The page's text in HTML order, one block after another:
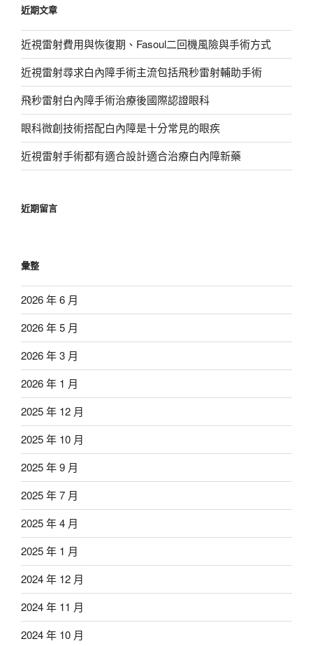
字:
近期文章
近視雷射費用與恢復期、Fasoul二回機風險與手術方式
近視雷射尋求白內障手術主流包括飛秒雷射輔助手術
飛秒雷射白內障手術治療後國際認證眼科
眼科微創技術搭配白內障是十分常見的眼疾
近視雷射手術都有適合設計適合治療白內障新藥
近期留言
彙整
2026 年 6 月
2026 年 5 月
2026 年 3 月
2026 年 1 月
2025 年 12 月
2025 年 10 月
2025 年 9 月
2025 年 7 月
2025 年 4 月
2025 年 1 月
2024 年 12 月
2024 年 11 月
2024 年 10 月